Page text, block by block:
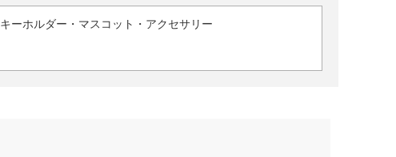
キーホルダー・マスコット・アクセサリー